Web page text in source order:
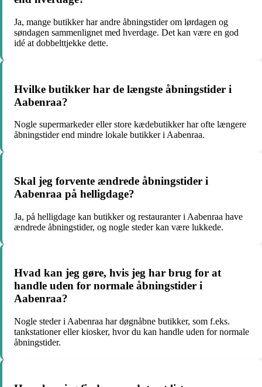
Ja, mange butikker har andre åbningstider om lørdagen og
søndagen sammenlignet med hverdage. Det kan være en god
idé at dobbelttjekke dette.
Hvilke butikker har de længste åbningstider i
Aabenraa?
Nogle supermarkeder eller store kædebutikker har ofte længere
åbningstider end mindre lokale butikker i Aabenraa.
Skal jeg forvente ændrede åbningstider i
Aabenraa på helligdage?
Ja, på helligdage kan butikker og restauranter i Aabenraa have
ændrede åbningstider, og nogle steder kan være lukkede.
Hvad kan jeg gøre, hvis jeg har brug for at
handle uden for normale åbningstider i
Aabenraa?
Nogle steder i Aabenraa har døgnåbne butikker, som f.eks.
tankstationer eller kiosker, hvor du kan handle uden for normale
åbningstider.